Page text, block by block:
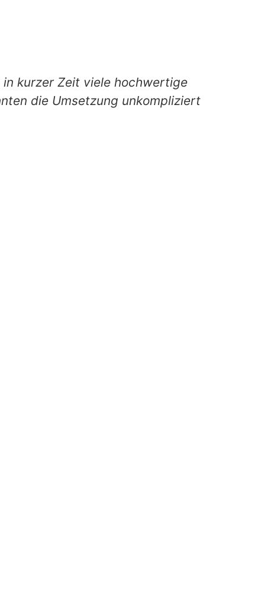
kurzer Zeit viele hochwertige
die Umsetzung unkompliziert